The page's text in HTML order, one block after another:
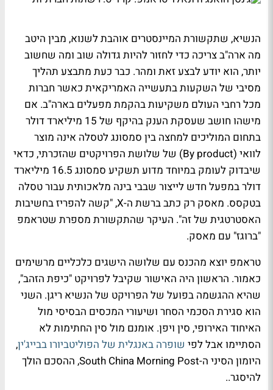
הנשיא, שתקשורת המיינסטרים אוהבת לשנוא, מבין היטב
מה ארה"ב צריכה כדי לחזור להיות גדולה שוב ומה שחשוב
יותר, הוא יודע לבצע זאת ומהר. כבר כעת מתבצע תהליך
מסיבי של השקעות בתעשייה האמריקאית כאשר חברות
מכל רחבי העולם משקיעות בהקמת מפעלים בארה"ב. אם
מישהו חושב שעסקת הענק בהיקף של 15 מיליארד דולר
בתחום המוליכים למחצה בין סמסונג לטסלה אינה מוצר
לוואי (By product) של שלושת הפרויקטים שהזכרתי, כדאי
שיבדוק לעומק במיוחד מדוע תשקיע סמסונג 16.5 מיליארד
דולר במפעל חדש לייצור שבבי בינה מלאכותית עבור טסלה
בטקסס. מאסק רק כתב ברשת ה-X, "קשה להפריז בחשיבות
האסטרטגית של זה". העיקר שהתקשורת מספרת שטראמפ
"ברוגז" עם מאסק.
טראמפ יוצא מהכנס עם שלושה הישגים כלכליים מרשימים
כאמור. הראשון היה האישור שקיבל לפרויקט "כיפת הזהב",
שהיא ההגשמה בפועל של הפרויקט של הנשיא ריגן. השני
הוא סגירת הסכמי הסחר ושיעורי המכסים הבסיסי מול
האיחוד האירופי, סין ויפן. אומנם מול סין החתימות לא
הסתיימו אבל לפי שופרה באנגלית של הפוליטביורו בבייג'ין,
היומון הסיני ה-South China Morning Post, ההסכם הולך
להיסגר..